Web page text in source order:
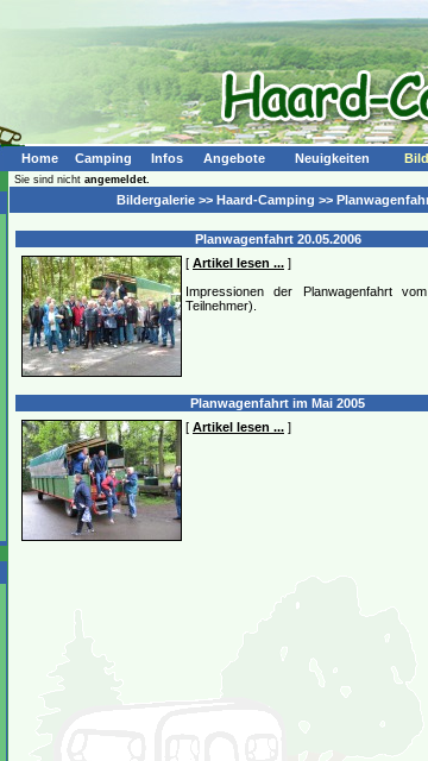
Home Camping Infos Angebote Neuigkeiten
Sie sind nicht angemeldet.
Bildergalerie >> Haard-Camping >>
Planwagenfahrt 20.05.2006
[ Artikel lesen ... ]
Impressionen der Planwagenfahrt
Teilnehmer).
Planwagenfahrt im Mai 2005
[ Artikel lesen ... ]